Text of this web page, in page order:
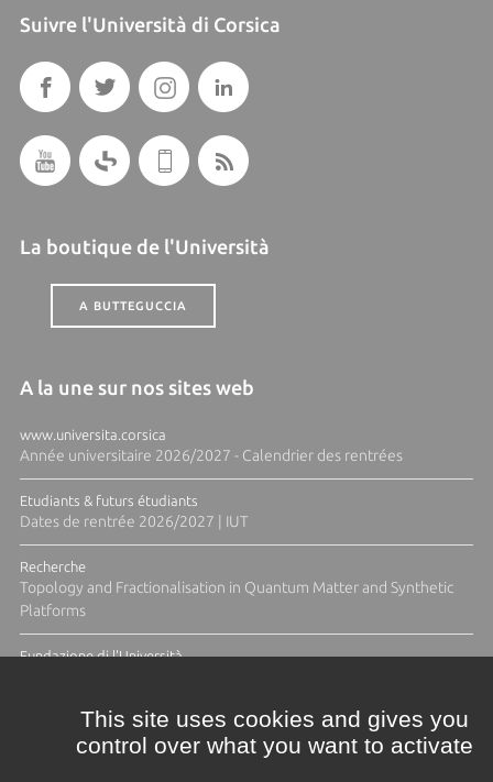
Suivre l'Università di Corsica
La boutique de l'Università
A BUTTEGUCCIA
A la une sur nos sites web
www.universita.corsica
Année universitaire 2026/2027 - Calendrier des rentrées
Etudiants & futurs étudiants
Dates de rentrée 2026/2027 | IUT
Recherche
Topology and Fractionalisation in Quantum Matter and Synthetic
Platforms
Fundazione di l'Università
This site uses cookies and gives you
control over what you want to activate